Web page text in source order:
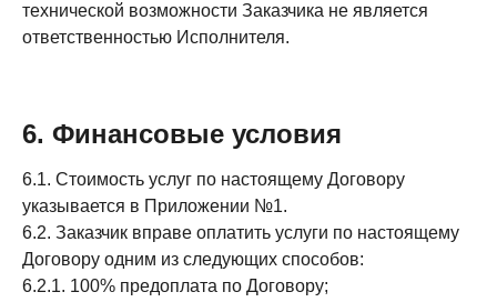
технической возможности Заказчика не является
ответственностью Исполнителя.
6. Финансовые условия
6.1. Стоимость услуг по настоящему Договору
указывается в Приложении №1.
6.2. Заказчик вправе оплатить услуги по настоящему
Договору одним из следующих способов:
6.2.1. 100% предоплата по Договору;